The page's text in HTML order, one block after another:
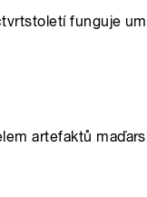
funguje
artefaktů